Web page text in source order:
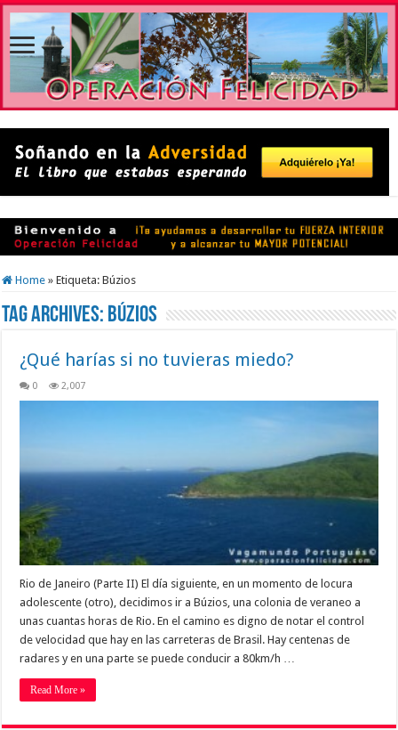
Home » Etiqueta:Búzios
Tag Archives: Búzios
¿Qué harías si no tuvieras miedo?
0 2,007
Rio de Janeiro (Parte II) El día siguiente, en un momento de locura
adolescente (otro), decidimos ir a Búzios, una colonia de veraneo a
unas cuantas horas de Rio. En el camino es digno de notar el control
de velocidad que hay en las carreteras de Brasil. Hay centenas de
radares y en una parte se puede conducir a 80km/h …
Read More »